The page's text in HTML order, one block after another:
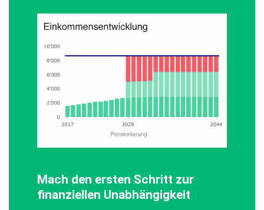
Mach den ersten Schritt zur
finanziellen Unabhängigkeit